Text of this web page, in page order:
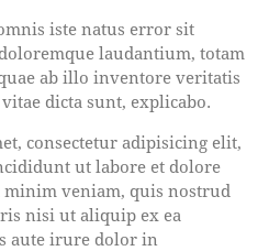
iste natus error sit
laudantium, totam
ab illo inventore veritatis
dicta sunt, explicabo.
consectetur adipisicing elit,
ut labore et dolore
minim veniam, quis nostrud
nisi ut aliquip ex ea
aute irure dolor in